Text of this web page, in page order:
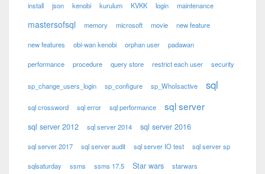
install json kenobi kurulum KVKK login maintenance
mastersofsql memory microsoft movie new feature
new features obi-wan kenobi orphan user padawan
performance procedure query store restrict each user security
sp_change_users_login sp_configure sp_WhoIsactive sql
sql crossword sql error sql performance sql server
sql server 2012 sql server 2014 sql server 2016
sql server 2017 sql server audit sql server IO test sql server sp
sqlsaturday ssms ssms 17.5 Star wars starwars